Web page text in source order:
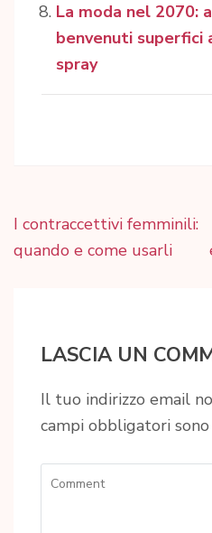
La moda nel 2070:
benvenuti
spray
Navigazione
articoli
I contraccettivi femminili:
quando e come usarli
LASCIA UN
Il tuo indirizzo email
campi obbligatori
Comment